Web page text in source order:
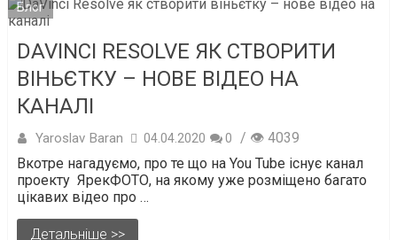
Блог
DAVINCI RESOLVE ЯК СТВОРИТИ
ВІНЬЄТКУ – НОВЕ ВІДЕО НА
КАНАЛІ
Yaroslav Baran 04.04.2020 0 / 👁 4039
Вкотре нагадуємо, про те що на You Tube існує канал
проекту ЯрекФОТО, на якому уже розміщено багато
цікавих відео про …
Детальніше >>